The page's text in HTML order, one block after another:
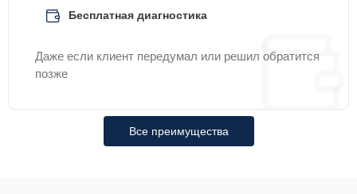
Бесплатная диагностика
Даже если клиент передумал или решил обратится
позже
Все преимущества